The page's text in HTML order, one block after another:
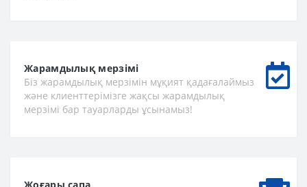
Жарамдылық мерзімі
Біз жарамдылық мерзімін мұқият қадағалаймыз
және клиенттерімізге жақсы жарамдылық
мерзімі бар тауарларды ұсынамыз!